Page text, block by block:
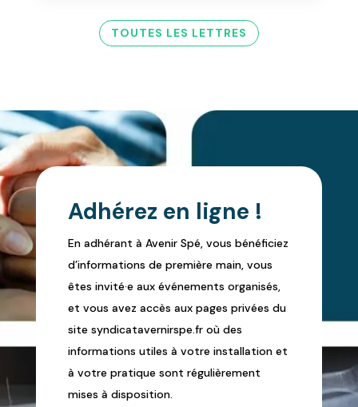
TOUTES LES LETTRES
Adhérez en ligne !
En adhérant à Avenir Spé, vous bénéficiez
d’informations de première main, vous
êtes invité·e aux événements organisés,
et vous avez accès aux pages privées du
site syndicatavernirspe.fr où des
informations utiles à votre installation et
à votre pratique sont régulièrement
mises à disposition.